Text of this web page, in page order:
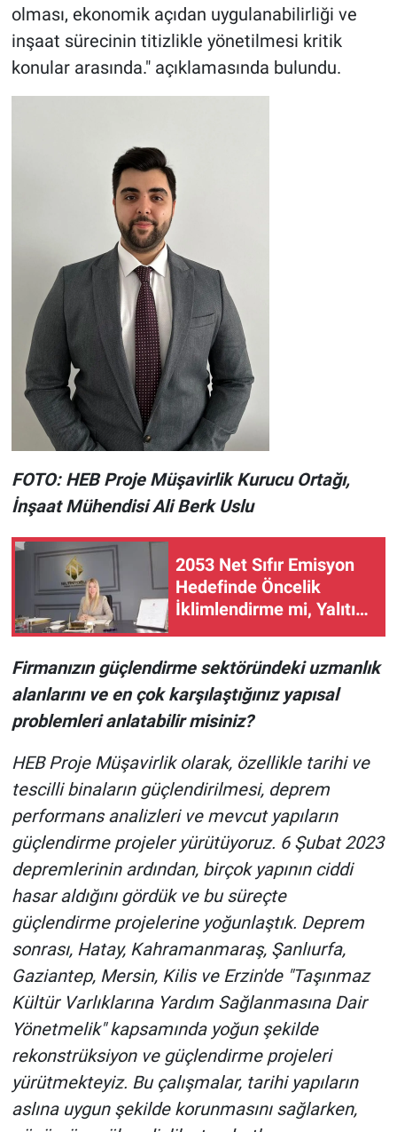
olması, ekonomik açıdan uygulanabilirliği ve
inşaat sürecinin titizlikle yönetilmesi kritik
konular arasında." açıklamasında bulundu.
FOTO: HEB Proje Müşavirlik Kurucu Ortağı,
İnşaat Mühendisi Ali Berk Uslu
2053 Net Sıfır Emisyon
Hedefinde Öncelik
İklimlendirme mi, Yalıtım
mı?
Firmanızın güçlendirme sektöründeki uzmanlık
alanlarını ve en çok karşılaştığınız yapısal
problemleri anlatabilir misiniz?
HEB Proje Müşavirlik olarak, özellikle tarihi ve
tescilli binaların güçlendirilmesi, deprem
performans analizleri ve mevcut yapıların
güçlendirme projeler yürütüyoruz. 6 Şubat 2023
depremlerinin ardından, birçok yapının ciddi
hasar aldığını gördük ve bu süreçte
güçlendirme projelerine yoğunlaştık. Deprem
sonrası, Hatay, Kahramanmaraş, Şanlıurfa,
Gaziantep, Mersin, Kilis ve Erzin'de "Taşınmaz
Kültür Varlıklarına Yardım Sağlanmasına Dair
Yönetmelik" kapsamında yoğun şekilde
rekonstrüksiyon ve güçlendirme projeleri
yürütmekteyiz. Bu çalışmalar, tarihi yapıların
aslına uygun şekilde korunmasını sağlarken,